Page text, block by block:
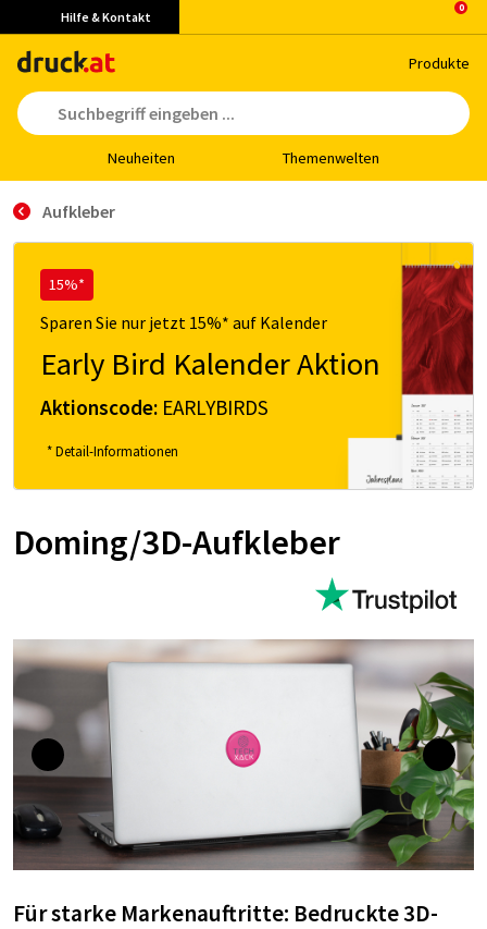
Hilfe & Kontakt
Pro­duk­te
Neu­hei­ten The­men­wel­ten
Aufkleber
15%*
Sparen Sie nur jetzt 15%* auf Kalender
Early Bird Kalender Aktion
Aktionscode: EARLYBIRDS
* Detail-Informationen
Doming/3D-Aufkleber
Für starke Markenauftritte: Bedruckte 3D-